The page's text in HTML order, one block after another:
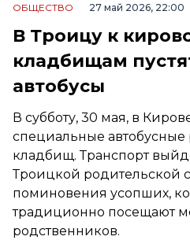
ОБЩЕСТВО 27 май 2026, 22:00
В Троицу к
кладбищам
автобусы
В субботу, 30 мая, в
специальные
кладбищ. Транспорт
Троицкой родительской
поминовения усопших,
традиционно посещают
родственников.